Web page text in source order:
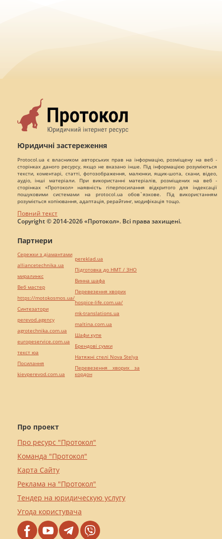
Юридичні застереження
Protocol.ua є власником авторських прав на інформацію, розміщену на веб -
сторінках даного ресурсу, якщо не вказано інше. Під інформацією розуміються
тексти, коментарі, статті, фотозображення, малюнки, ящик-шота, скани, відео,
аудіо, інші матеріали. При використанні матеріалів, розміщених на веб -
сторінках «Протокол» наявність гіперпосилання відкритого для індексації
пошуковими системами на protocol.ua обов`язкове. Під використанням
розуміється копіювання, адаптація, рерайтинг, модифікація тощо.
Повний текст
Copyright © 2014-2026 «Протокол». Всі права захищені.
Про проект
Про ресурс "Протокол"
Команда "Протокол"
Карта Сайту
Реклама на "Протокол"
Тендер на юридическую услугу
Угода користувача
Партнери
Сережки з діамантами
alliancetechnika.ua
миралинкс
Веб мастер
https://motokosmos.ua/
Синтезатори
perevod.agency
agrotechnika.com.ua
europeservice.com.ua
текст юа
Посилання
kievperevod.com.ua
pereklad.ua
Підготовка до НМТ / ЗНО
Винна шафа
Перевезення хворих
hospice-life.com.ua/
mk-translations.ua
maltina.com.ua
Шафи купе
Брендові сумки
Натяжні стелі Nova Stelya
Перевезення хворих за
кордон